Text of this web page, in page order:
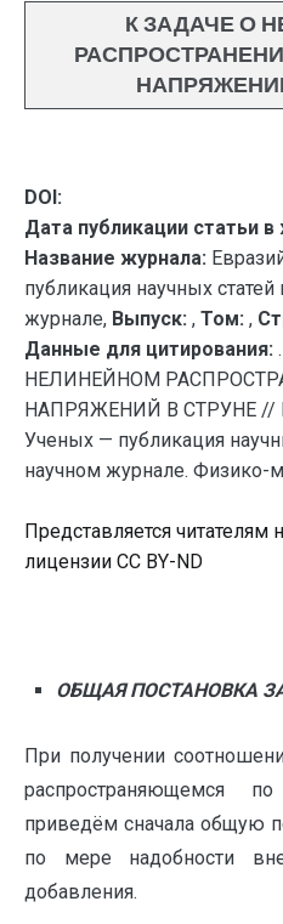
К ЗАДАЧЕ О
DOI:
Дата публикации статьи в
Название журнала:
публикация научных
журнале, Выпуск: , Том: ,
Данные для цитирования:
НЕЛИНЕЙНОМ
НАПРЯЖЕНИЙ В СТРУНЕ //
Ученых — публикация
научном журнале. Физико-
Представляется читателям
лицензии CC BY-ND
ОБЩАЯ ПОСТАНОВКА
При получении
распространяющемся
приведём сначала общую
по мере надобности
добавления.